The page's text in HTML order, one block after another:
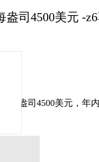
盎司4500美元 -
每盎司4500美元，年